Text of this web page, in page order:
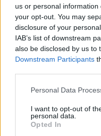
us or personal
your opt-out. You may
disclosure of your
IAB’s list of downstream
also be disclosed by us to
Downstream Participants
Please note that this
not limited to your visit or
grant or deny consent to
use your data for below
Personal Data
I want to opt-out of
personal data.
Opted In
A hónap
soparnik
lepény)
Európa Pont•2019. augusztus